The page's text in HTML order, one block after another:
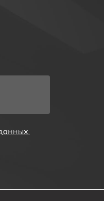
интегрируется
органов.
и